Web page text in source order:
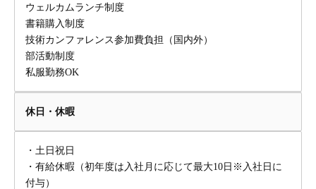
ウェルカムランチ制度
書籍購入制度
技術カンファレンス参加費負担（国内外）
部活動制度
私服勤務OK
休日・休暇
・土日祝日
・有給休暇（初年度は入社月に応じて最大10日※入社日に
付与）